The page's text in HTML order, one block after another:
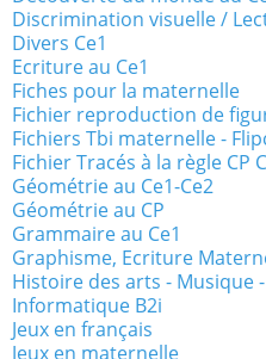
Discrimination visuelle /
Divers Ce1
Ecriture au Ce1
Fiches pour la maternelle
Fichier reproduction de
Fichiers Tbi maternelle -
Fichier Tracés à la règle CP
Géométrie au Ce1-Ce2
Géométrie au CP
Grammaire au Ce1
Graphisme, Ecriture
Histoire des arts - Musique
Informatique B2i
Jeux en français
Jeux en maternelle